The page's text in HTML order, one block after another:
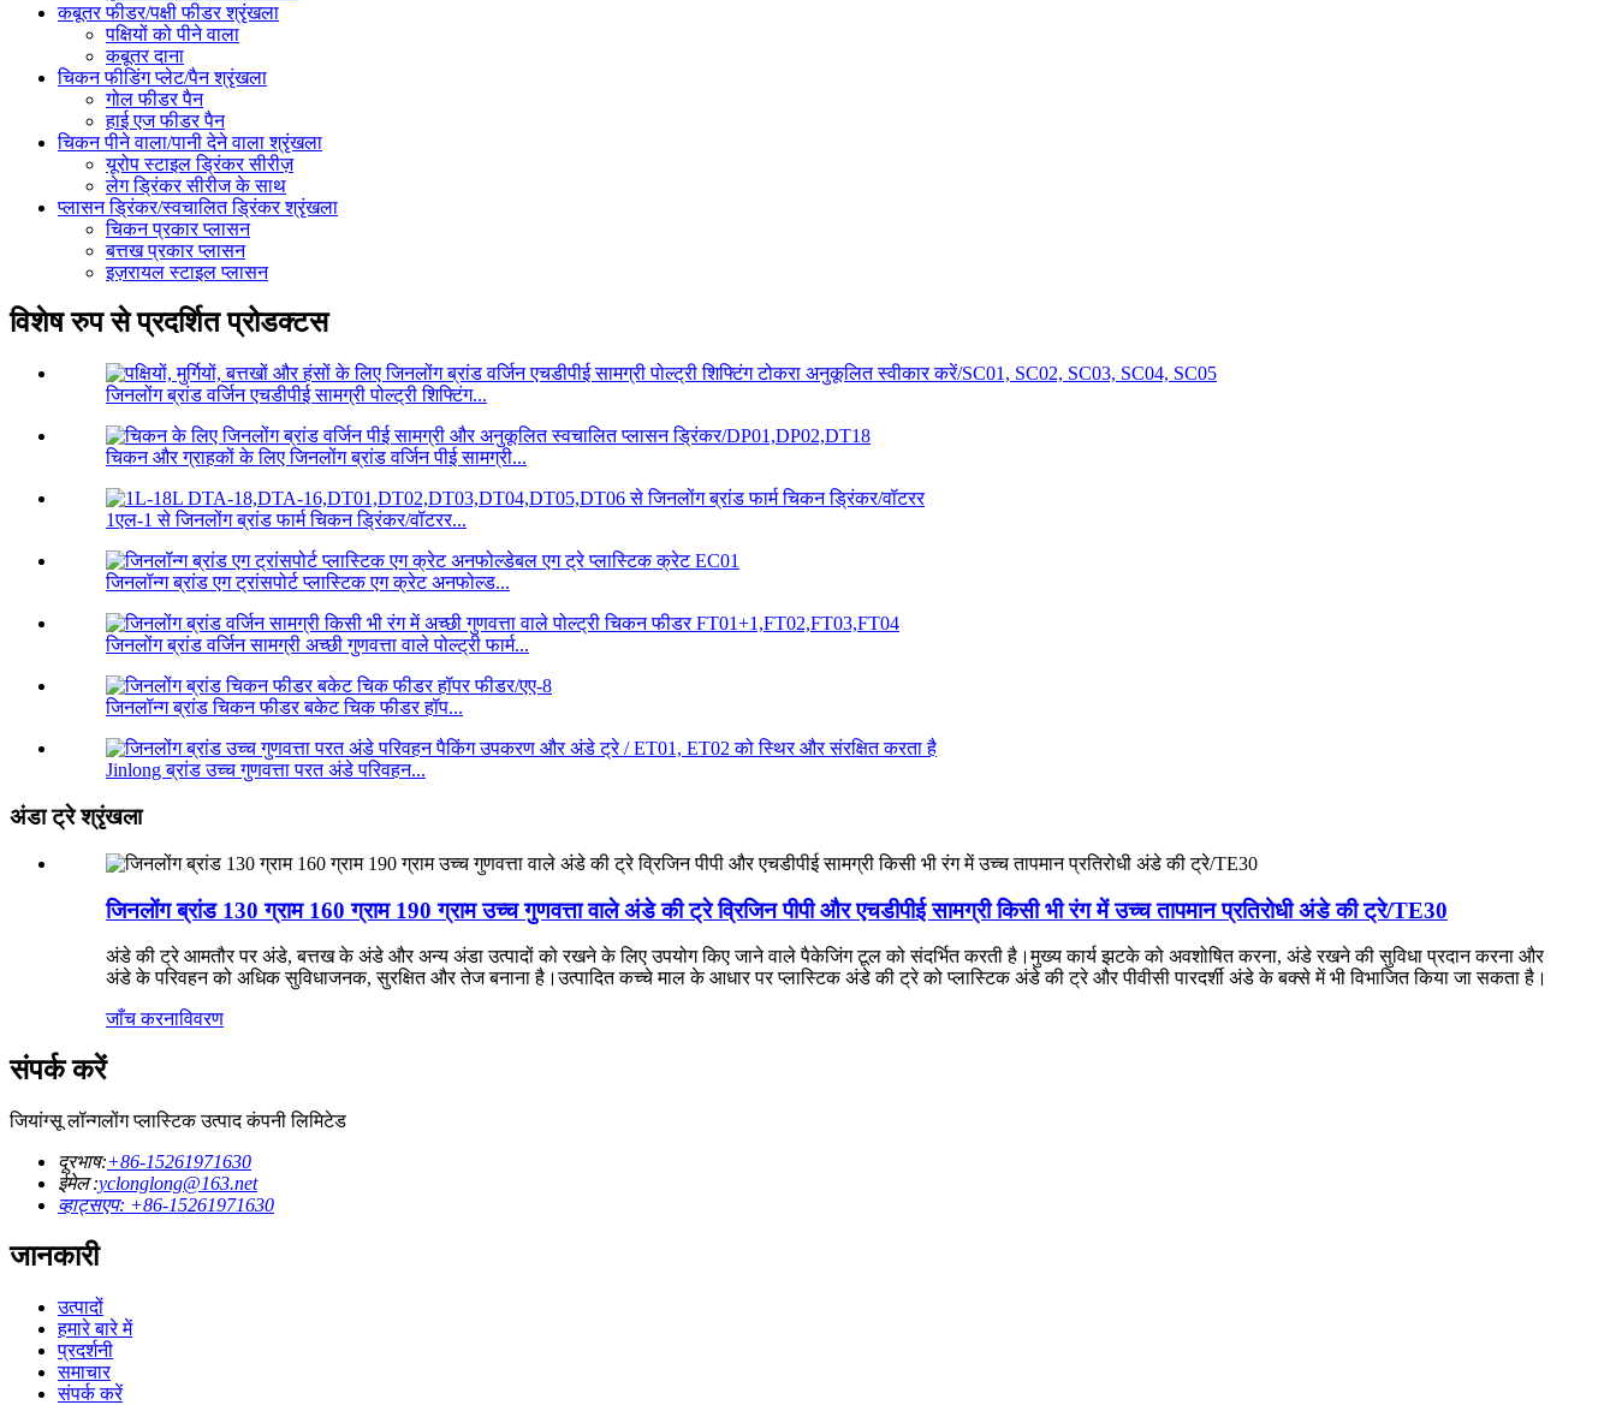
कबूतर फीडर/पक्षी फीडर श्रृंखला
पक्षियों को पीने वाला
कबूतर दाना
चिकन फीडिंग प्लेट/पैन श्रृंखला
गोल फीडर पैन
हाई एज फीडर पैन
चिकन पीने वाला/पानी देने वाला श्रृंखला
यूरोप स्टाइल ड्रिंकर सीरीज़
लेग ड्रिंकर सीरीज के साथ
प्लासन ड्रिंकर/स्वचालित ड्रिंकर श्रृंखला
चिकन प्रकार प्लासन
बत्तख प्रकार प्लासन
इज़रायल स्टाइल प्लासन
विशेष रुप से प्रदर्शित प्रोडक्टस
जिनलोंग ब्रांड वर्जिन एचडीपीई सामग्री पोल्ट्री शिफ्टिंग...
चिकन और ग्राहकों के लिए जिनलोंग ब्रांड वर्जिन पीई सामग्री...
1एल-1 से जिनलोंग ब्रांड फार्म चिकन ड्रिंकर/वॉटरर...
जिनलॉन्ग ब्रांड एग ट्रांसपोर्ट प्लास्टिक एग क्रेट अनफोल्ड...
जिनलोंग ब्रांड वर्जिन सामग्री अच्छी गुणवत्ता वाले पोल्ट्री फार्म...
जिनलॉन्ग ब्रांड चिकन फीडर बकेट चिक फीडर हॉप...
Jinlong ब्रांड उच्च गुणवत्ता परत अंडे परिवहन...
अंडा ट्रे श्रृंखला
जिनलोंग ब्रांड 130 ग्राम 160 ग्राम 190 ग्राम उच्च गुणवत्ता वाले अंडे की ट्रे व्रिजिन पीपी और एचडीपीई सामग्री किसी भी रंग में उच्च तापमान प्रतिरोधी अंडे की ट्रे/TE30
अंडे की ट्रे आमतौर पर अंडे, बत्तख के अंडे और अन्य अंडा उत्पादों को रखने के लिए उपयोग किए जाने वाले पैकेजिंग टूल को संदर्भित करती है।मुख्य कार्य झटके को अवशोषित करना, अंडे रखने की सुविधा प्रदान करना और
अंडे के परिवहन को अधिक सुविधाजनक, सुरक्षित और तेज बनाना है।उत्पादित कच्चे माल के आधार पर प्लास्टिक अंडे की ट्रे को प्लास्टिक अंडे की ट्रे और पीवीसी पारदर्शी अंडे के बक्से में भी विभाजित किया जा सकता है।
जाँच करनाविवरण
संपर्क करें
जियांग्सू लॉन्गलोंग प्लास्टिक उत्पाद कंपनी लिमिटेड
दूरभाष:+86-15261971630
ईमेल :yclonglong@163.net
व्हाट्सएप: +86-15261971630
जानकारी
उत्पादों
हमारे बारे में
प्रदर्शनी
समाचार
संपर्क करें